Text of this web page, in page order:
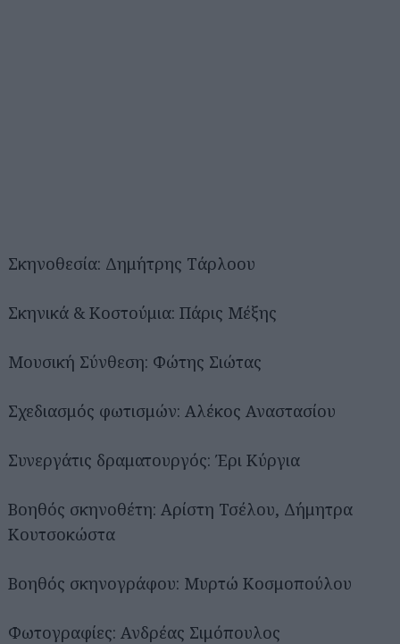
Σκηνοθεσία: Δημήτρης Τάρλοου
Σκηνικά & Κοστούμια: Πάρις Μέξης
Μουσική Σύνθεση: Φώτης Σιώτας
Σχεδιασμός φωτισμών: Αλέκος Αναστασίου
Συνεργάτις δραματουργός: Έρι Κύργια
Βοηθός σκηνοθέτη: Αρίστη Τσέλου, Δήμητρα
Κουτσοκώστα
Βοηθός σκηνογράφου: Μυρτώ Κοσμοπούλου
Φωτογραφίες: Ανδρέας Σιμόπουλος